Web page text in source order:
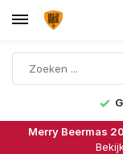
Merry Beermas